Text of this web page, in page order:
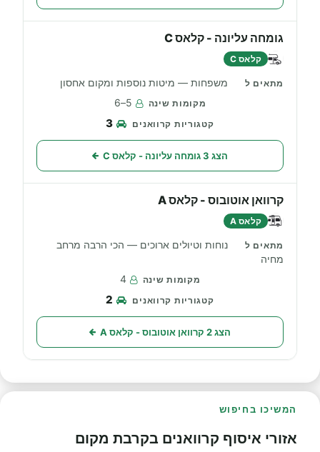
גומחה עליונה - קלאס C
קלאס C
משפחות — מיטות נוספות ומקום אחסון
5–6
3
הצג 3 גומחה עליונה - קלאס C
קרוואן אוטובוס - קלאס A
קלאס A
נוחות וטיולים ארוכים — הכי הרבה מרחב
מחיה
4
2
הצג 2 קרוואן אוטובוס - קלאס A
המשיכו בחיפוש
אזורי איסוף קרוואנים בקרבת מקום